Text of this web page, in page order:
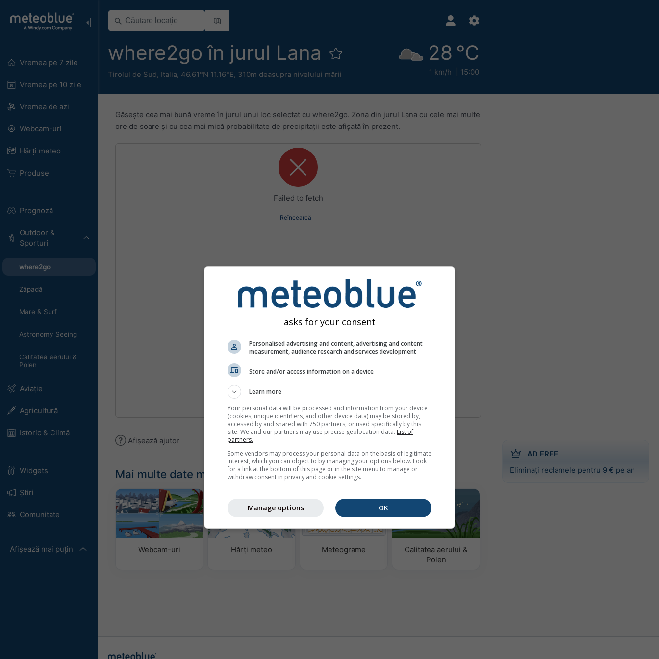
Vremea pe 7 zile
Vremea pe 10 zile
Vremea de azi
Webcam-uri
Hărți meteo
Produse
Prognoză
Outdoor &
Sporturi
where2go
Zăpadă
Mare & Surf
Astronomy Seeing
Calitatea aerului &
Polen
Aviație
Agricultură
Istoric & Climă
Widgets
Știri
Comunitate
Afișează mai puțin
where2go în jurul Lana
Tirolul de Sud, Italia, 46.61°N 11.16°E, 310m deasupra nivelului mării
28 °C
1 km/h 15:00
AD FREE
Eliminați reclamele pentru 9 € pe an
Găsește cea mai bună vreme în jurul unui loc selectat cu where2go. Zona din jurul Lana cu cele mai multe
ore de soare și cu cea mai mică probabilitate de precipitații este afișată în prezent.
Failed to fetch
Reîncearcă
Afișează ajutor
Mai multe date meteo
Webcam-uri Hărți meteo Meteograme
Calitatea aerului &
Polen
asks for your consent
Personalised advertising and content, advertising and content
measurement, audience research and services development
Store and/or access information on a device
Learn more
Your personal data will be processed and information from your device
(cookies, unique identifiers, and other device data) may be stored by,
accessed by and shared with 750 partners, or used specifically by this
site. We and our partners may use precise geolocation data. List of
partners.
Some vendors may process your personal data on the basis of legitimate
interest, which you can object to by managing your options below. Look
for a link at the bottom of this page or in the site menu to manage or
withdraw consent in privacy and cookie settings.
OK
Manage options